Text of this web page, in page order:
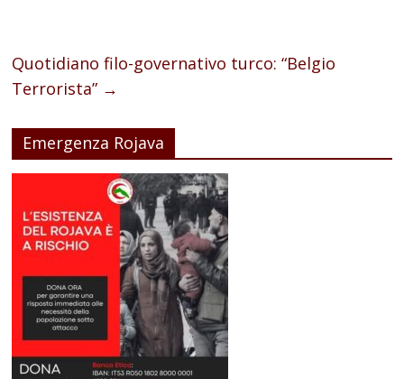
Quotidiano filo-governativo turco: “Belgio
Terrorista” →
Emergenza Rojava